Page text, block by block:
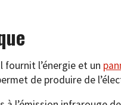
fournit l’énergie et un
de produire de